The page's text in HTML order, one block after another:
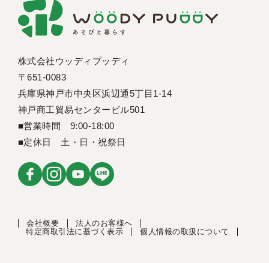
株式会社ウッディプッディ
〒651-0083
兵庫県神戸市中央区浜辺通5丁目1-14
神戸商工貿易センタービル501
■営業時間 9:00-18:00
■定休日 土・日・祝祭日
会社概要
法人のお客様へ
特定商取引法に基づく表示
個人情報の取扱について